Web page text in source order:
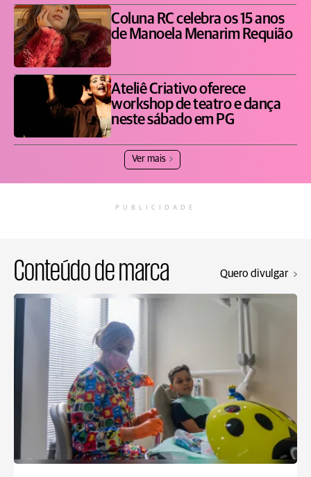
Coluna RC celebra os 15 anos
de Manoela Menarim Requião
Ateliê Criativo oferece
workshop de teatro e dança
neste sábado em PG
Ver mais
PUBLICIDADE
Conteúdo de marca Quero divulgar